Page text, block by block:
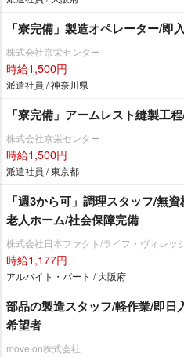
「寮完備」製造オペレーター/即
株式会社京栄センター
時給1,500円
派遣社員 / 神奈川県
「寮完備」アームレスト縫製工
株式会社京栄センター
時給1,500円
派遣社員 / 東京都
「週3から可」調理スタッフ/無
老人ホーム/社会保障完備
株式会社日本ファクト/ライフ・ヴィレッ
時給1,177円
アルバイト・パート / 大阪府
部品の製造スタッフ/軽作業/即日
希望者
move on株式会社